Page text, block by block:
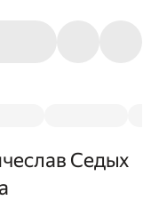
Седых